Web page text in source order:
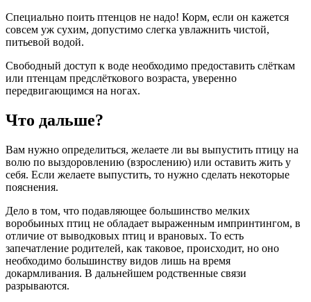
Специально поить птенцов не надо! Корм, если он кажется
совсем уж сухим, допустимо слегка увлажнить чистой,
питьевой водой.
Свободный доступ к воде необходимо предоставить слёткам
или птенцам предслёткового возраста, уверенно
передвигающимся на ногах.
Что дальше?
Вам нужно определиться, желаете ли вы выпустить птицу на
волю по выздоровлению (взрослению) или оставить жить у
себя. Если желаете выпустить, то нужно сделать некоторые
пояснения.
Дело в том, что подавляющее большинство мелких
воробьиных птиц не обладает выраженным импринтингом, в
отличие от выводковых птиц и врановых. То есть
запечатление родителей, как таковое, происходит, но оно
необходимо большинству видов лишь на время
докармливания. В дальнейшем родственные связи
разрываются.